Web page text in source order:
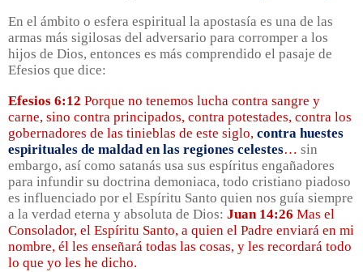
En el ámbito o esfera espiritual la apostasía es una de las
armas más sigilosas del adversario para corromper a los
hijos de Dios, entonces es más comprendido el pasaje de
Efesios que dice:
Efesios 6:12 Porque no tenemos lucha contra sangre y
carne, sino contra principados, contra potestades, contra los
gobernadores de las tinieblas de este siglo, contra huestes
espirituales de maldad en las regiones celestes… sin
embargo, así como satanás usa sus espíritus engañadores
para infundir su doctrina demoniaca, todo cristiano piadoso
es influenciado por el Espíritu Santo quien nos guía siempre
a la verdad eterna y absoluta de Dios: Juan 14:26 Mas el
Consolador, el Espíritu Santo, a quien el Padre enviará en mi
nombre, él les enseñará todas las cosas, y les recordará todo
lo que yo les he dicho.